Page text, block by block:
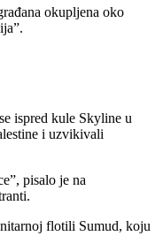
okupljena oko
ispred kule Skyline u
i uzvikivali
pisalo je na
flotili Sumud, koju